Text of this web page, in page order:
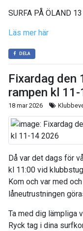
SURFA PÅ ÖLAND
Läs mer här
DELA
Fixardag den
rampen kl
18 mar 2026
Då var det dags för
kl 11:00 vid
Kom och var med
låneutrustningen
Ta med dig lämpliga
Ryck tag i dina